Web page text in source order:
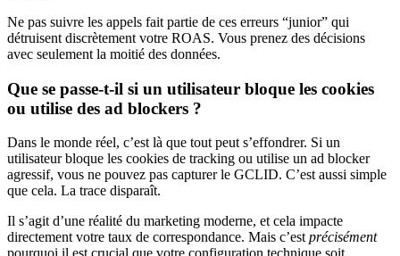
Ne pas suivre les appels fait partie de ces erreurs “junior” qui
détruisent discrètement votre ROAS. Vous prenez des décisions
avec seulement la moitié des données.
Que se passe-t-il si un utilisateur bloque les cookies
ou utilise des ad blockers ?
Dans le monde réel, c’est là que tout peut s’effondrer. Si un
utilisateur bloque les cookies de tracking ou utilise un ad blocker
agressif, vous ne pouvez pas capturer le GCLID. C’est aussi simple
que cela. La trace disparaît.
Il s’agit d’une réalité du marketing moderne, et cela impacte
directement votre taux de correspondance. Mais c’estprécisément